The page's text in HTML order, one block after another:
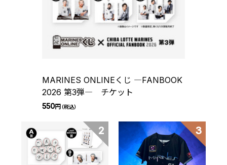
MARINES ONLINEくじ ―FANBOOK
2026 第3弾― チケット
550円（税込）
2 3